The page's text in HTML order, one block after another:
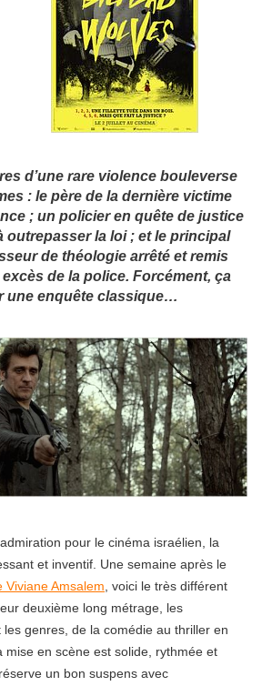
d’une rare violence bouleverse
: le père de la dernière victime
; un policier en quête de justice
outrepasser la loi ; et le principal
de théologie arrêté et remis
de la police. Forcément, ça
une enquête classique…
pour le cinéma israélien, la
et inventif. Une semaine après le
Viviane Amsalem , voici le très différent
leur deuxième long métrage, les
genres, de la comédie au thriller en
mise en scène est solide, rythmée et
un bon suspens avec